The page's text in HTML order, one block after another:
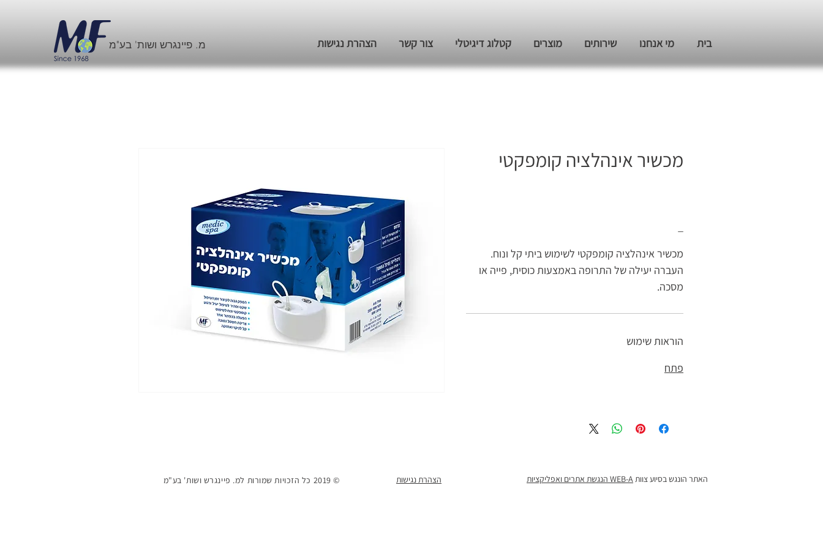
מ. פיינגרש ושות' בע"מ בית מי אנחנו שירותים מוצרים קטלוג דיגיטלי צור קשר הצהרת נגישות
מכשיר אינהלציה קומפקטי
מכשיר אינהלציה קומפקטי לשימוש ביתי קל ונוח.
העברה יעילה של התרופה באמצעות כוסית, פייה או
מסכה.
הוראות שימוש
פתח
© 2019 כל הזכויות שמורות למ. פיינגרש ושות' בע"מ האתר הונגש בסיוע צוותWEB-A הנגשת אתרים ואפליקציות הצהרת נגישות